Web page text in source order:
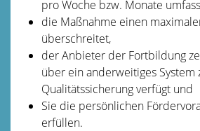
pro Woche bzw. Monate
die Maßnahme einen
überschreitet,
der Anbieter der Fortbildung
über ein anderweitiges System
Qualitätssicherung verfügt und
Sie die persönlichen
erfüllen.